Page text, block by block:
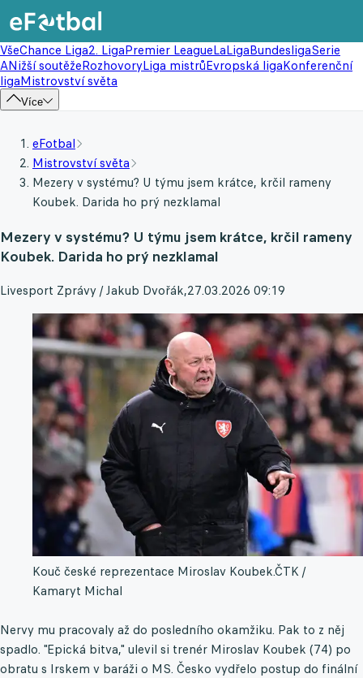
VšeChance Liga2. LigaPremier LeagueLaLigaBundesligaSerie
ANižší soutěžeRozhovoryLiga mistrůEvropská ligaKonferenční
ligaMistrovství světa
Více
eFotbal
Mistrovství světa
Mezery v systému? U týmu jsem krátce, krčil rameny
Koubek. Darida ho prý nezklamal
Mezery v systému? U týmu jsem krátce, krčil rameny
Koubek. Darida ho prý nezklamal
Livesport Zprávy / Jakub Dvořák,27.03.2026 09:19
Kouč české reprezentace Miroslav Koubek.ČTK /
Kamaryt Michal
Nervy mu pracovaly až do posledního okamžiku. Pak to z něj
spadlo. "Epická bitva," ulevil si trenér Miroslav Koubek (74) po
obratu s Irskem v baráži o MS. Česko vydřelo postup do finální